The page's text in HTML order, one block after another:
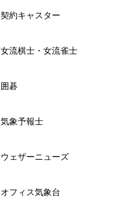
契約キャスター
女流棋士・女流雀士
囲碁
気象予報士
ウェザーニューズ
オフィス気象台